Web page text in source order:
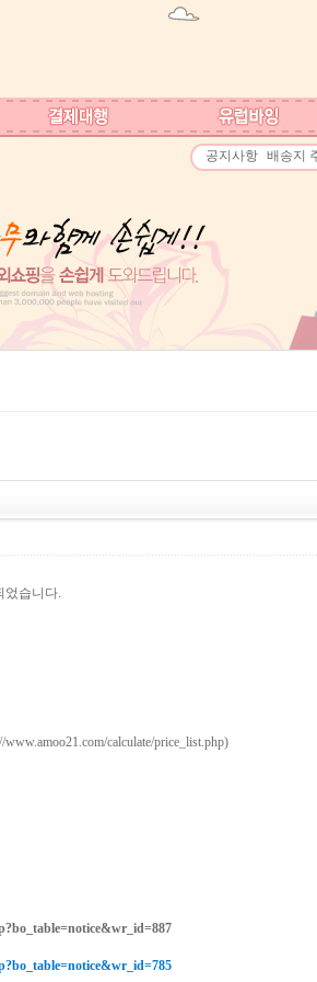
공지사항 배송지
었습니다.
www.amoo21.com/calculate/price_list.php)